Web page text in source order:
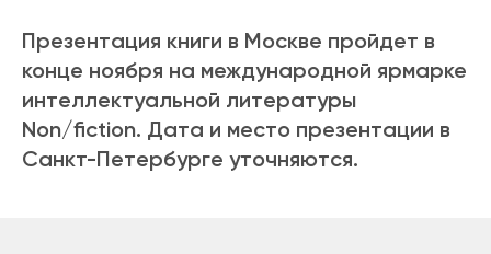
Презентация книги в Москве пройдет в
конце ноября на международной ярмарке
интеллектуальной литературы
Non/fiction. Дата и место презентации в
Санкт-Петербурге уточняются.